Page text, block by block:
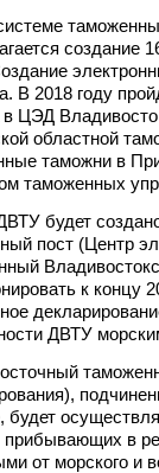
создание
В 2018 году
ЦЭД
областной
таможни в
таможенных
будет
пост (Центр
к концу
ДВТУ
будет
прибывающих в
от морского и